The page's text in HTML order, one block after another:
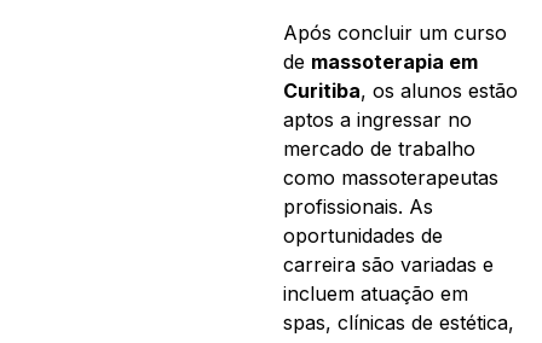
Após concluir um curso
de massoterapia em
Curitiba, os alunos estão
aptos a ingressar no
mercado de trabalho
como massoterapeutas
profissionais. As
oportunidades de
carreira são variadas e
incluem atuação em
spas, clínicas de estética,